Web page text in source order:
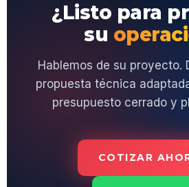
¿Listo para
su
Hablemos de su proyecto.
propuesta técnica
presupuesto cerrado y
COTIZAR